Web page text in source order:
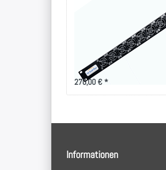
regelbar für
Luftleistung
270,00 € *
Informationen